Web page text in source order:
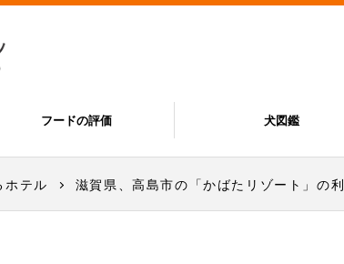
フードの評価 犬図鑑
ホテル 滋賀県、高島市の「かばたリゾート」の